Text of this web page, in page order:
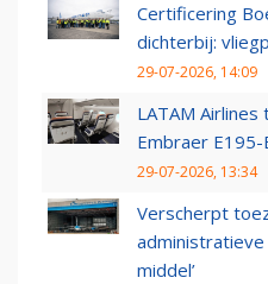
Certificering
dichterbij:
29-07-2026, 14:09
LATAM
Embraer E195-
29-07-2026, 13:34
Verscherpt
administratieve
middel’